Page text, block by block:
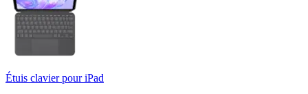
Étuis clavier pour iPad